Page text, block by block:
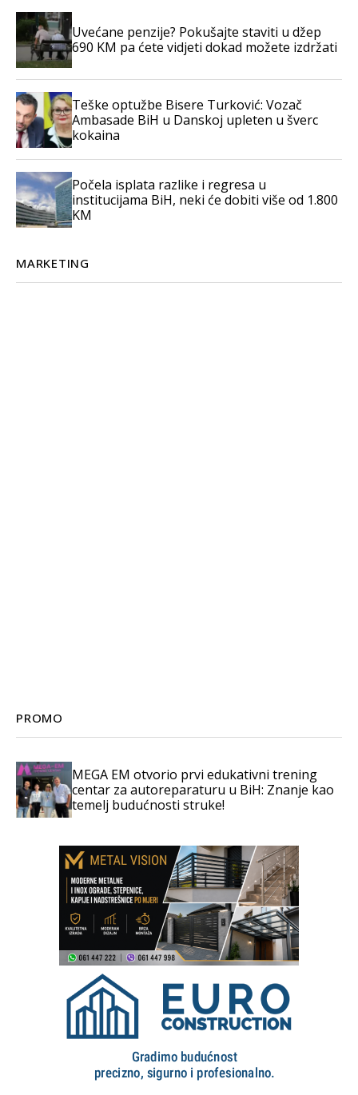
Uvećane penzije? Pokušajte staviti u džep
690 KM pa ćete vidjeti dokad možete izdržati
Teške optužbe Bisere Turković: Vozač
Ambasade BiH u Danskoj upleten u šverc
kokaina
Počela isplata razlike i regresa u
institucijama BiH, neki će dobiti više od 1.800
KM
MARKETING
PROMO
MEGA EM otvorio prvi edukativni trening
centar za autoreparaturu u BiH: Znanje kao
temelj budućnosti struke!